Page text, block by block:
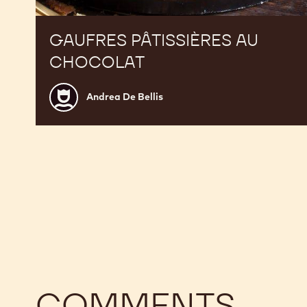
GAUFRES PÂTISSIÈRES AU
CHOCOLAT
Andrea
De
Bellis
Andrea De Bellis